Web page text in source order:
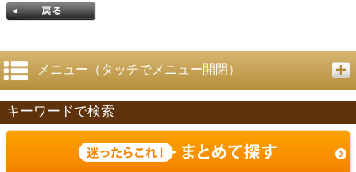
戻る
メニュー（タッチでメニュー開閉）
キーワードで検索